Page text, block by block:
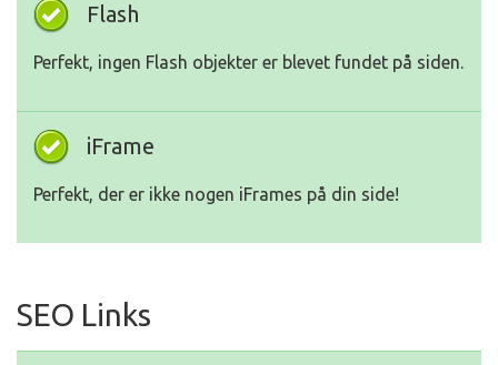
Flash
Perfekt, ingen Flash objekter er blevet fundet på siden.
iFrame
Perfekt, der er ikke nogen iFrames på din side!
SEO Links